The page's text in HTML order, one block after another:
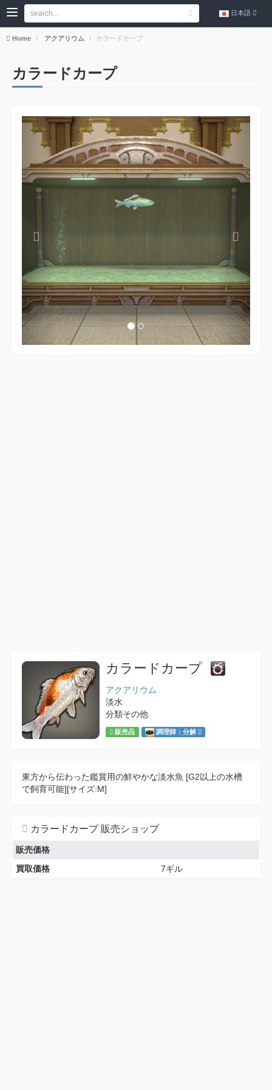
日本語
Home アクアリウム カラードカープ
カラードカープ
カラードカープ
アクアリウム
淡水
分類その他
販売品 調理師：分解
東方から伝わった鑑賞用の鮮やかな淡水魚 [G2以上の水槽
で飼育可能][サイズ:M]
カラードカープ 販売ショップ
販売価格
買取価格
7ギル